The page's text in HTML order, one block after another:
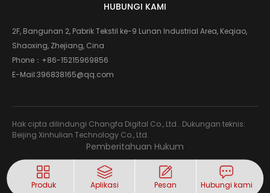
HUBUNGI KAMI
2F, Bangunan 2, Pabrik Tekstil ke-9 Lunan Industrial Area, Keqiao,
Shaoxing, Zhejiang, Cina
Phone： +86-15215969856
E-Mail:396838165@qq.com
Hak cipta dilindungi Changfa Digital Co., Ltd.. Dukungan teknis:
Beijing Xinhulian Technology Co., Ltd.
Pemberitahuan Hukum
Produk Aplikasi Pesan Hubungi kami